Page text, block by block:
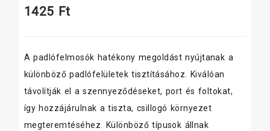
1425 Ft
A padlófelmosók hatékony megoldást nyújtanak a
különböző padlófelületek tisztításához. Kiválóan
távolítják el a szennyeződéseket, port és foltokat,
így hozzájárulnak a tiszta, csillogó környezet
megteremtéséhez. Különböző típusok állnak